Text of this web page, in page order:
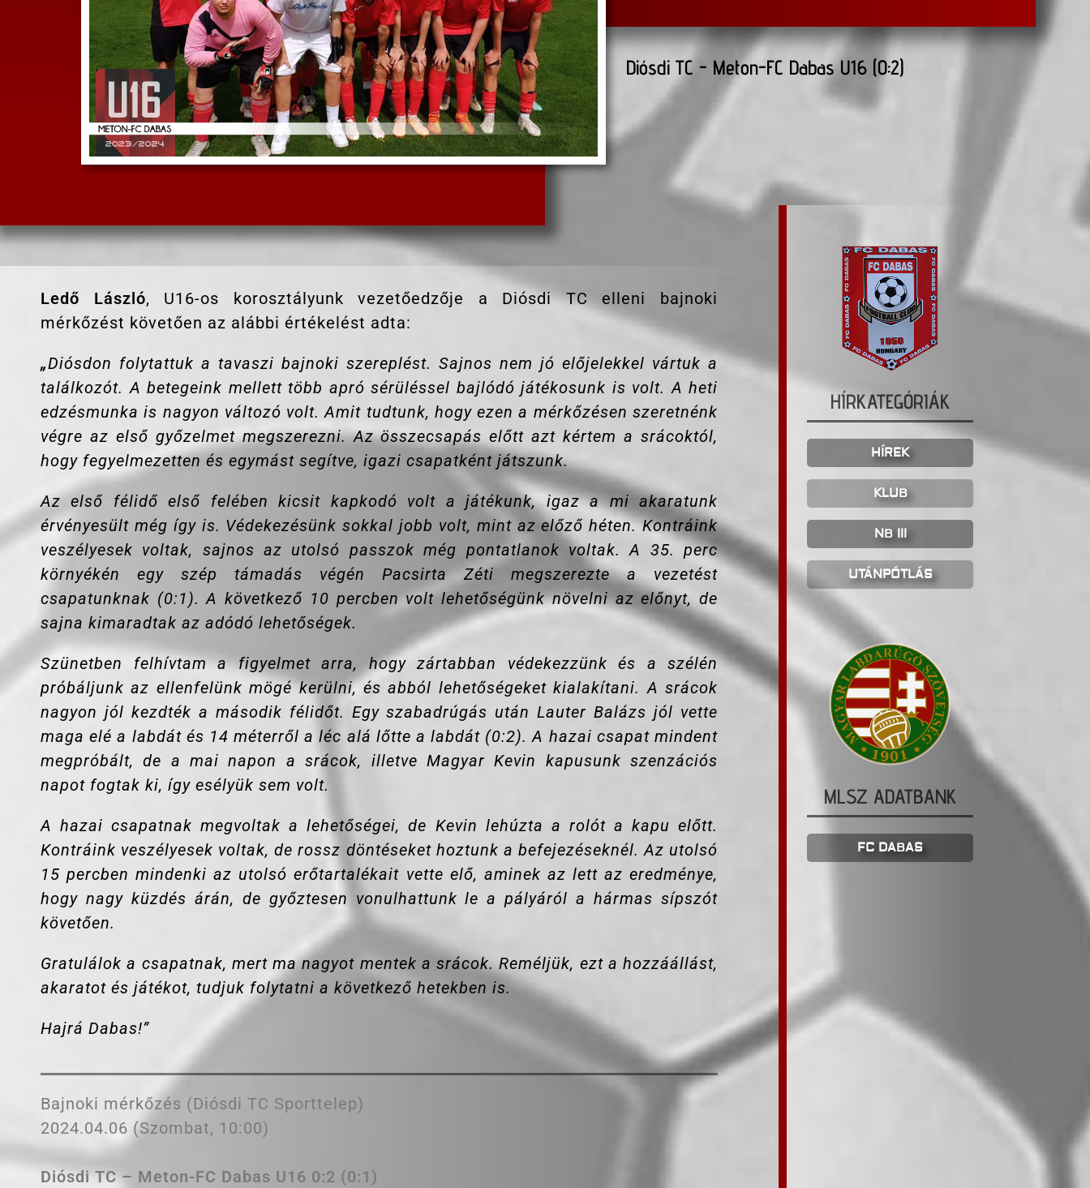
Diósdi TC - Meton-FC Dabas U16 (0:2)
Ledő László, U16-os korosztályunk vezetőedzője a Diósdi TC elleni bajnoki
mérkőzést követően az alábbi értékelést adta:
„Diósdon folytattuk a tavaszi bajnoki szereplést. Sajnos nem jó előjelekkel vártuk a
találkozót.A betegeink mellett több apró sérüléssel bajlódó játékosunk is volt. A heti
edzésmunka is nagyon változó volt. Amit tudtunk, hogy ezen a mérkőzésen szeretnénk
végre az első győzelmet megszerezni. Az összecsapás előtt azt kértem a srácoktól,
hogy fegyelmezetten és egymást segítve, igazi csapatként játszunk.
Az első félidő első felében kicsit kapkodó volt a játékunk, igaz a mi akaratunk
érvényesült még így is. Védekezésünk sokkal jobb volt, mint az előző héten. Kontráink
veszélyesek voltak, sajnos az utolsó passzok még pontatlanok voltak. A 35. perc
környékén egy szép támadás végén Pacsirta Zéti megszerezte a vezetést
csapatunknak (0:1). A következő 10 percben volt lehetőségünk növelni az előnyt, de
sajna kimaradtak az adódó lehetőségek.
Szünetben felhívtam a figyelmet arra, hogy zártabban védekezzünk és a szélén
próbáljunk az ellenfelünk mögé kerülni, és abból lehetőségeket kialakítani. A srácok
nagyon jól kezdték a második félidőt. Egy szabadrúgás után Lauter Balázs jól vette
maga elé a labdát és 14 méterről a léc alá lőtte a labdát (0:2). A hazai csapat mindent
megpróbált, de a mai napon a srácok, illetve Magyar Kevin kapusunk szenzációs
napot fogtak ki, így esélyük sem volt.
A hazai csapatnak megvoltak a lehetőségei, de Kevin lehúzta a rolót a kapu előtt.
Kontráink veszélyesek voltak, de rossz döntéseket hoztunk a befejezéseknél. Az utolsó
15 percben mindenki az utolsó erőtartalékait vette elő, aminek az lett az eredménye,
hogy nagy küzdés árán, de győztesen vonulhattunk le a pályáról a hármas sípszót
követően.
Gratulálok a csapatnak, mert ma nagyot mentek a srácok. Reméljük, ezt a hozzáállást,
akaratot és játékot, tudjuk folytatni a következő hetekben is.
Hajrá Dabas!”
Bajnoki mérkőzés (Diósdi TC Sporttelep)
2024.04.06 (Szombat, 10:00)
Diósdi TC – Meton-FC Dabas U16 0:2 (0:1)
HÍRKATEGÓRIÁK
HÍREK
KLUB
NB III
UTÁNPÓTLÁS
MLSZ ADATBANK
FC DABAS